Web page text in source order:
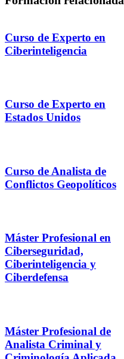
Curso de Experto en
Ciberinteligencia
Curso de Experto en
Estados Unidos
Curso de Analista de
Conflictos Geopolíticos
Máster Profesional en
Ciberseguridad,
Ciberinteligencia y
Ciberdefensa
Máster Profesional de
Analista Criminal y